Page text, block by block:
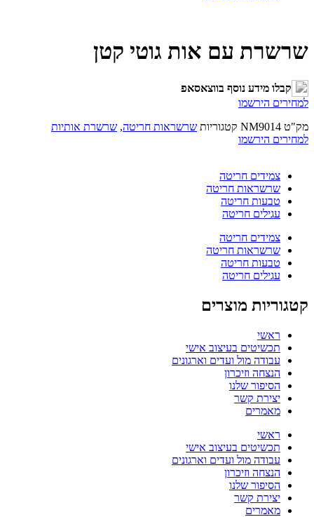
שרשרת עם אות גוטי קטן
קבלו מידע נוסף בווצאסאפ
למחירים הירשמו
מק"ט NM9014 קטגוריות שרשראות חריטה, שרשרת אותיות
למחירים הירשמו
צמידים חריטה
שרשראות חריטה
טבעות חריטה
עגילים חריטה
צמידים חריטה
שרשראות חריטה
טבעות חריטה
עגילים חריטה
קטגוריות מוצרים
ראשי
תכשיטים בעיצוב אישי
עבודה מול ועדים וארגונים
הנצחה וזיכרון
הסיפור שלנו
יצירת קשר
מאמרים
ראשי
תכשיטים בעיצוב אישי
עבודה מול ועדים וארגונים
הנצחה וזיכרון
הסיפור שלנו
יצירת קשר
מאמרים